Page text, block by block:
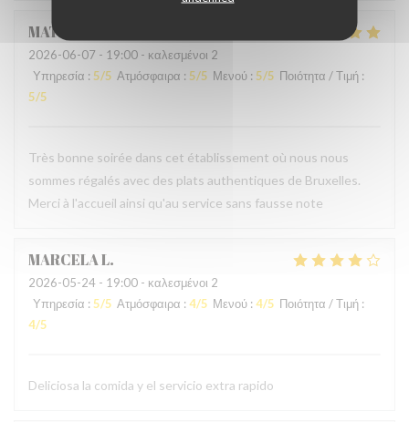
MATHIEU
2026-06-07 - 19:00 - καλεσμένοι 2
Υπηρεσία : 5/5 Ατμόσφαιρα : 5/5 Μενού : 5/5 Ποιότητα / Τιμή :
5/5
Très bonne soirée dans cet établissement où nous nous
sommes régalés avec des plats authentiques de Bruxelles.
Merci à l'accueil ainsi qu'au service sans fausse note
MARCELAL
2026-05-24 - 19:00 - καλεσμένοι 2
Υπηρεσία : 5/5 Ατμόσφαιρα : 4/5 Μενού : 4/5 Ποιότητα / Τιμή :
4/5
Deliciosa la comida y el servicio extra rapido